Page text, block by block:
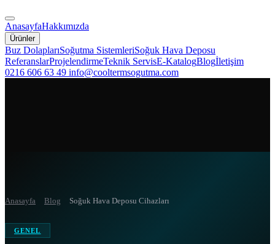
AnasayfaHakkımızda
Ürünler
Buz DolaplarıSoğutma SistemleriSoğuk Hava Deposu
ReferanslarProjelendirmeTeknik ServisE-KatalogBlogİletişim
0216 606 63 49 info@cooltermsogutma.com
Anasayfa Blog Soğuk Hava Deposu Cihazları
GENEL